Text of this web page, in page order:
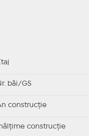
băi/GS
construcție
construcție